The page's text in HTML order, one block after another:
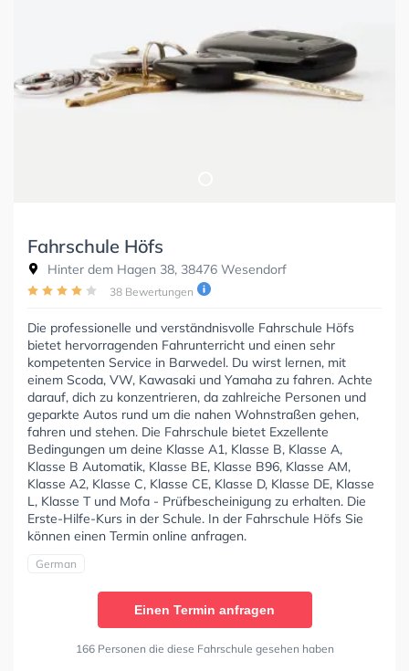
Fahrschule Höfs
Hinter dem Hagen 38, 38476 Wesendorf
38 Bewertungen
Die professionelle und verständnisvolle Fahrschule Höfs
bietet hervorragenden Fahrunterricht und einen sehr
kompetenten Service in Barwedel. Du wirst lernen, mit
einem Scoda, VW, Kawasaki und Yamaha zu fahren. Achte
darauf, dich zu konzentrieren, da zahlreiche Personen und
geparkte Autos rund um die nahen Wohnstraßen gehen,
fahren und stehen. Die Fahrschule bietet Exzellente
Bedingungen um deine Klasse A1, Klasse B, Klasse A,
Klasse B Automatik, Klasse BE, Klasse B96, Klasse AM,
Klasse A2, Klasse C, Klasse CE, Klasse D, Klasse DE, Klasse
L, Klasse T und Mofa - Prüfbescheinigung zu erhalten. Die
Erste-Hilfe-Kurs in der Schule. In der Fahrschule Höfs Sie
können einen Termin online anfragen.
German
Einen Termin anfragen
166 Personen die diese Fahrschule gesehen haben